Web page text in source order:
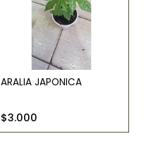
ARALIA JAPONICA
$3.000